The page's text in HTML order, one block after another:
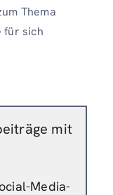
Thema
für sich
mit
Media-